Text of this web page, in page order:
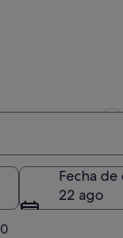
con
Fecha
22 ago